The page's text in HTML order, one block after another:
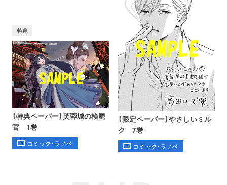
特典
【特典ペーパー】芙蓉城の検屍
官 1巻
コミック・ラノベ
【限定ペーパー】やさしいミル
ク 7巻
コミック・ラノベ